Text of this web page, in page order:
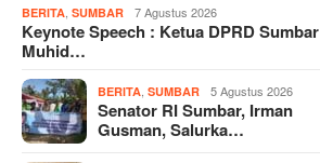
BERITA ,SUMBAR 7 Agustus 2026
Keynote Speech : Ketua DPRD Sumbar
Muhid…
BERITA ,SUMBAR 5 Agustus 2026
Senator RI Sumbar, Irman
Gusman, Salurka…